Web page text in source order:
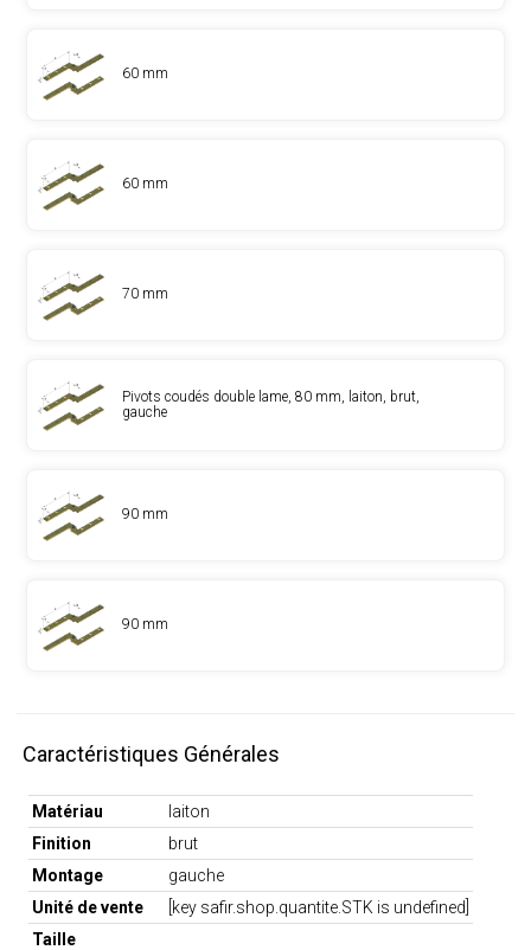
60 mm
60 mm
70 mm
Pivots coudés double lame, 80 mm, laiton, brut,
gauche
90 mm
90 mm
Caractéristiques Générales
Matériau
laiton
Finition
brut
Montage
gauche
Unité de vente
[key safir.shop.quantite.STK is undefined]
Taille